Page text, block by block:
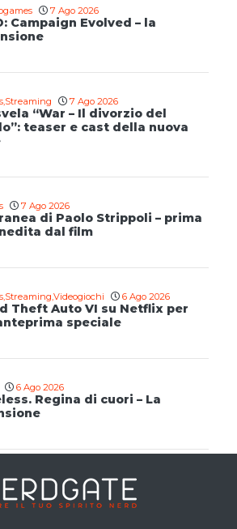
7 Ago 2026
Campaign Evolved – la
,Streaming 7 Ago 2026
“War – Il divorzio del
teaser e cast della nuova
7 Ago 2026
di Paolo Strippoli – prima
dal film
,Streaming,Videogiochi 6 Ago 2026
Theft Auto VI su Netflix per
speciale
6 Ago 2026
Regina di cuori – La